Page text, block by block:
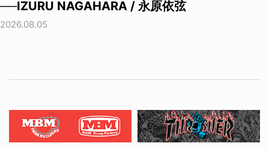
──IZURU NAGAHARA / 永原依弦
2026.08.05